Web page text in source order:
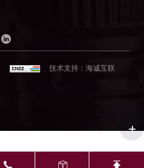
技术支持：海诚互联